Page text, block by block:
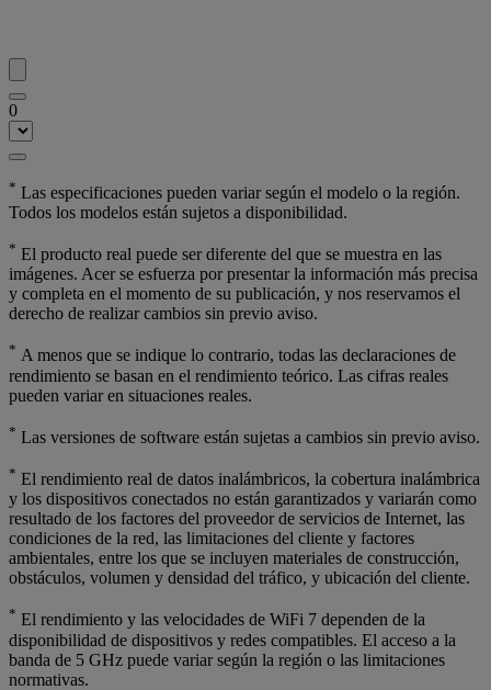
0
* Las especificaciones pueden variar según el modelo o la región.
Todos los modelos están sujetos a disponibilidad.
* El producto real puede ser diferente del que se muestra en las
imágenes. Acer se esfuerza por presentar la información más precisa
y completa en el momento de su publicación, y nos reservamos el
derecho de realizar cambios sin previo aviso.
* A menos que se indique lo contrario, todas las declaraciones de
rendimiento se basan en el rendimiento teórico. Las cifras reales
pueden variar en situaciones reales.
* Las versiones de software están sujetas a cambios sin previo aviso.
* El rendimiento real de datos inalámbricos, la cobertura inalámbrica
y los dispositivos conectados no están garantizados y variarán como
resultado de los factores del proveedor de servicios de Internet, las
condiciones de la red, las limitaciones del cliente y factores
ambientales, entre los que se incluyen materiales de construcción,
obstáculos, volumen y densidad del tráfico, y ubicación del cliente.
* El rendimiento y las velocidades de WiFi 7 dependen de la
disponibilidad de dispositivos y redes compatibles. El acceso a la
banda de 5 GHz puede variar según la región o las limitaciones
normativas.